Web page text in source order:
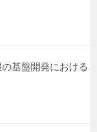
基盤開発における